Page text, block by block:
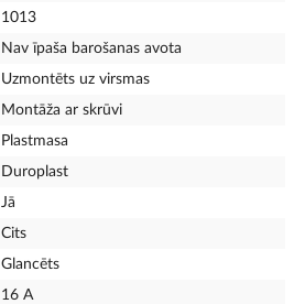
1013
Nav īpaša barošanas avota
Uzmontēts uz virsmas
Montāža ar skrūvi
Plastmasa
Duroplast
Jā
Cits
Glancēts
16 A